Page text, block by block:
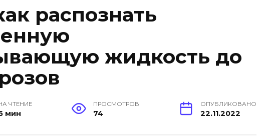
распознать
жидкость до
ЧТЕНИЕ
мин
ПРОСМОТРОВ
74
ОПУБЛИКОВАНО
22.11.2022